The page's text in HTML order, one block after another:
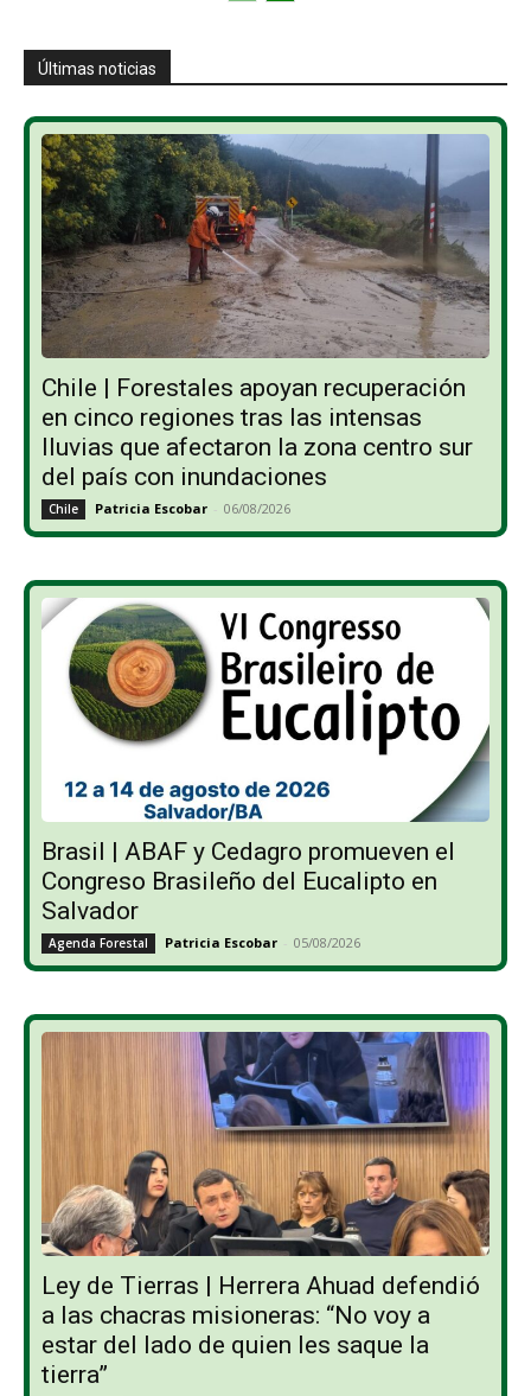
Últimas noticias
Chile | Forestales apoyan recuperación
en cinco regiones tras las intensas
lluvias que afectaron la zona centro sur
del país con inundaciones
Chile Patricia Escobar - 06/08/2026
Brasil | ABAF y Cedagro promueven el
Congreso Brasileño del Eucalipto en
Salvador
Agenda Forestal Patricia Escobar - 05/08/2026
Ley de Tierras | Herrera Ahuad defendió
a las chacras misioneras: “No voy a
estar del lado de quien les saque la
tierra”